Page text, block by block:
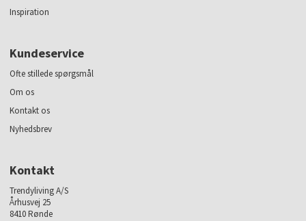
Inspiration
Kundeservice
Ofte stillede spørgsmål
Om os
Kontakt os
Nyhedsbrev
Kontakt
Trendyliving A/S
Århusvej 25
8410 Rønde